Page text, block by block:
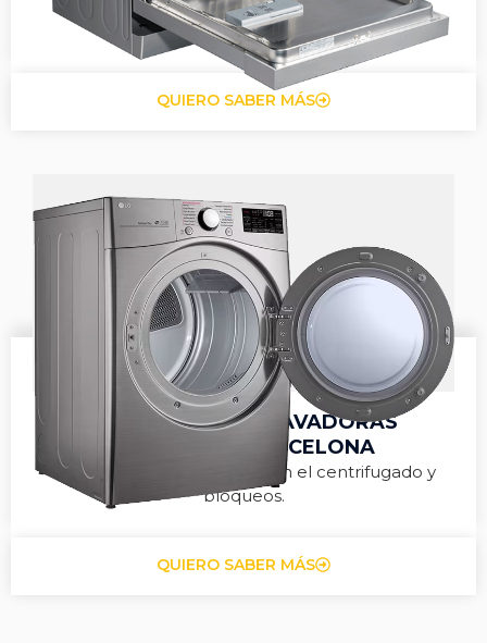
Arreglamos problemas de drenaje, filtro y
calentamiento.
QUIERO SABER MÁS
REPARACIÓN DE LAVADORAS
SIEMENS EN BARCELONA
Solucionamos fugas, fallos en el centrifugado y
bloqueos.
QUIERO SABER MÁS